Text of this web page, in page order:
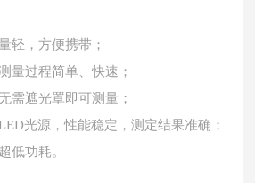
轻，方便携带；
量过程简单、快速；
需遮光罩即可测量；
光源，性能稳定，测定结果准确；
低功耗。